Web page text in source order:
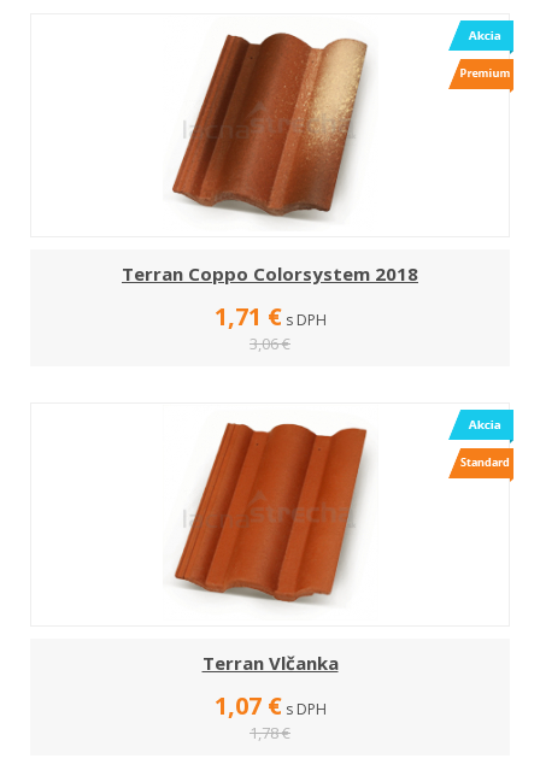
Terran Coppo Colorsystem 2018
1,71 € s DPH
3,06 €
Terran Vlčanka
1,07 € s DPH
1,78 €